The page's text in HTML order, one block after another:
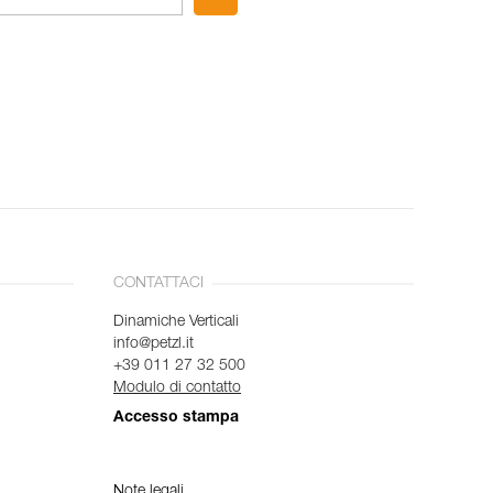
CONTATTACI
Dinamiche Verticali
info@petzl.it
+39 011 27 32 500
Modulo di contatto
Accesso stampa